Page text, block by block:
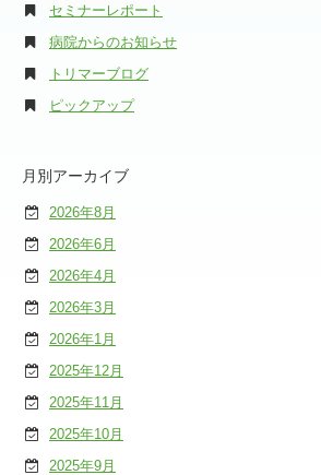
セミナーレポート
病院からのお知らせ
トリマーブログ
ピックアップ
月別アーカイブ
2026年8月
2026年6月
2026年4月
2026年3月
2026年1月
2025年12月
2025年11月
2025年10月
2025年9月